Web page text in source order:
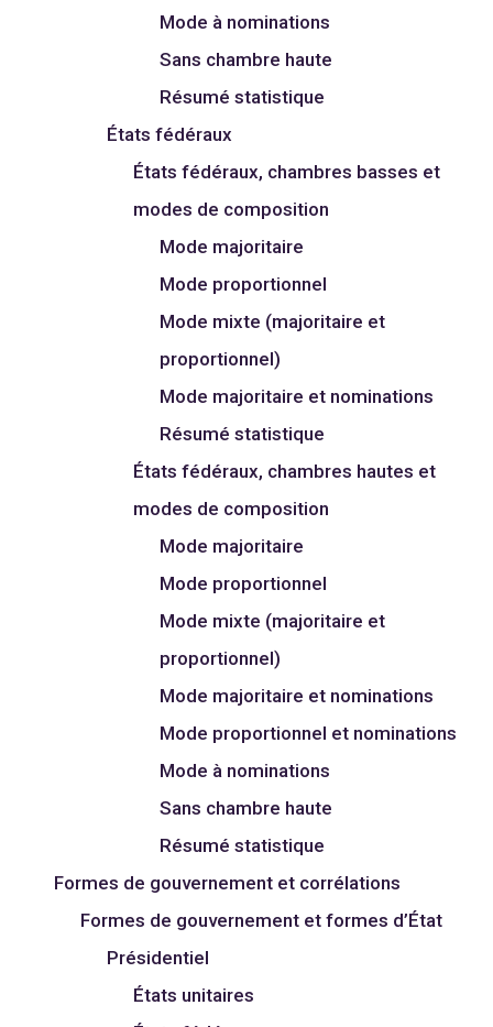
Mode à nominations
Sans chambre haute
Résumé statistique
États fédéraux
États fédéraux, chambres basses et
modes de composition
Mode majoritaire
Mode proportionnel
Mode mixte (majoritaire et
proportionnel)
Mode majoritaire et nominations
Résumé statistique
États fédéraux, chambres hautes et
modes de composition
Mode majoritaire
Mode proportionnel
Mode mixte (majoritaire et
proportionnel)
Mode majoritaire et nominations
Mode proportionnel et nominations
Mode à nominations
Sans chambre haute
Résumé statistique
Formes de gouvernement et corrélations
Formes de gouvernement et formes d’État
Présidentiel
États unitaires